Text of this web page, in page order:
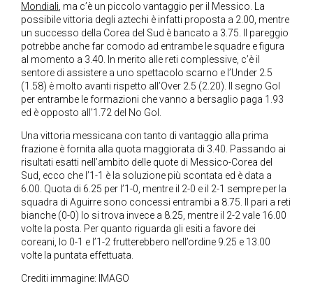
Mondiali, ma c’è un piccolo vantaggio per il Messico. La
possibile vittoria degli aztechi è infatti proposta a 2.00, mentre
un successo della Corea del Sud è bancato a 3.75. Il pareggio
potrebbe anche far comodo ad entrambe le squadre e figura
al momento a 3.40. In merito alle reti complessive, c’è il
sentore di assistere a uno spettacolo scarno e l’Under 2.5
(1.58) è molto avanti rispetto all’Over 2.5 (2.20). Il segno Gol
per entrambe le formazioni che vanno a bersaglio paga 1.93
ed è opposto all’1.72 del No Gol.
Una vittoria messicana con tanto di vantaggio alla prima
frazione è fornita alla quota maggiorata di 3.40. Passando ai
risultati esatti nell’ambito delle quote di Messico-Corea del
Sud, ecco che l’1-1 è la soluzione più scontata ed è data a
6.00. Quota di 6.25 per l’1-0, mentre il 2-0 e il 2-1 sempre per la
squadra di Aguirre sono concessi entrambi a 8.75. Il pari a reti
bianche (0-0) lo si trova invece a 8.25, mentre il 2-2 vale 16.00
volte la posta. Per quanto riguarda gli esiti a favore dei
coreani, lo 0-1 e l’1-2 frutterebbero nell’ordine 9.25 e 13.00
volte la puntata effettuata.
Crediti immagine: IMAGO